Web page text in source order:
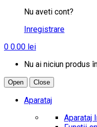
Nu aveti cont?
Inregistrare
0 0.00 lei
Nu ai niciun produs
Open Close
Aparataj
Aparataj